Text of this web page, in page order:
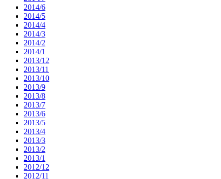
2014/6
2014/5
2014/4
2014/3
2014/2
2014/1
2013/12
2013/11
2013/10
2013/9
2013/8
2013/7
2013/6
2013/5
2013/4
2013/3
2013/2
2013/1
2012/12
2012/11